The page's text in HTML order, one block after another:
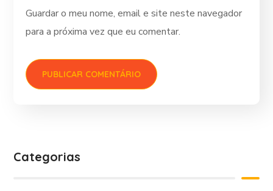
Guardar o meu nome, email e site neste navegador
para a próxima vez que eu comentar.
Categorias